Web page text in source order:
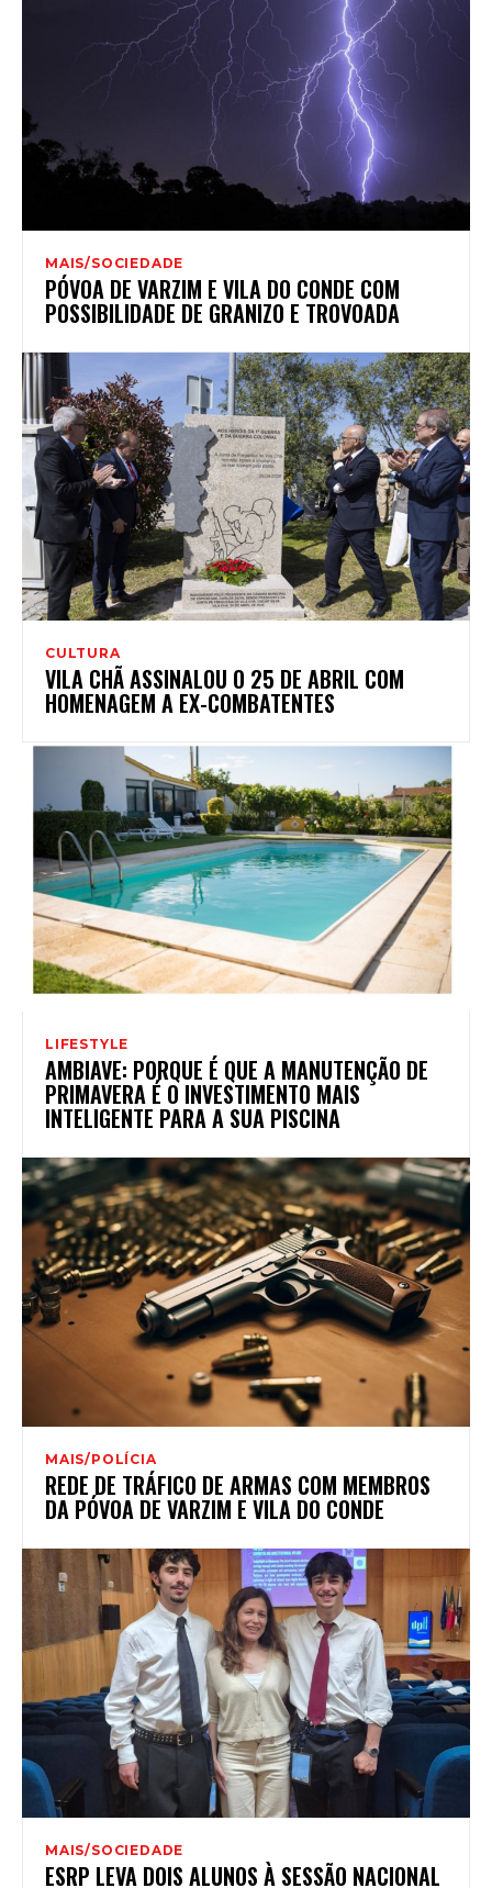
MAIS/SOCIEDADE
PÓVOA DE VARZIM E VILA DO CONDE COM
POSSIBILIDADE DE GRANIZO E TROVOADA
CULTURA
VILA CHÃ ASSINALOU O 25 DE ABRIL COM
HOMENAGEM A EX-COMBATENTES
LIFESTYLE
AMBIAVE: PORQUE É QUE A MANUTENÇÃO DE
PRIMAVERA É O INVESTIMENTO MAIS
INTELIGENTE PARA A SUA PISCINA
MAIS/POLÍCIA
REDE DE TRÁFICO DE ARMAS COM MEMBROS
DA PÓVOA DE VARZIM E VILA DO CONDE
MAIS/SOCIEDADE
ESRP LEVA DOIS ALUNOS À SESSÃO NACIONAL